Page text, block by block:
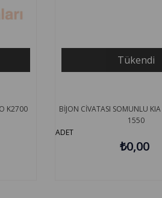
K2700
Tükendi
BİJON CİVATASI SOMUNLU
1550
ADET
₺0,00